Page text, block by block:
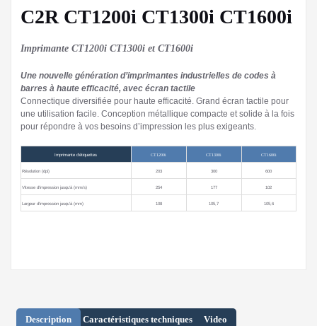
C2R CT1200i CT1300i CT1600i
Imprimante CT1200i CT1300i et CT1600i
Une nouvelle génération d’imprimantes industrielles de codes à
barres à haute efficacité, avec écran tactile
Connectique diversifiée pour haute efficacité. Grand écran tactile pour
une utilisation facile. Conception métallique compacte et solide à la fois
pour répondre à vos besoins d’impression les plus exigeants.
Imprimante d’étiquettes CT1200i CT1300i CT1600i
Résolution (dpi) 203 300 600
Vitesse d’impression jusqu’à (mm/s) 254 177 102
Largeur d’impression jusqu’à (mm) 108 105,7 105,6
Description Caractéristiques techniques Video